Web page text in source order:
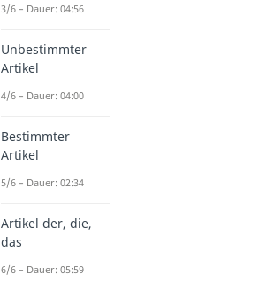
3/6 – Dauer: 04:56
Unbestimmter
Artikel
4/6 – Dauer: 04:00
Bestimmter
Artikel
5/6 – Dauer: 02:34
Artikel der, die,
das
6/6 – Dauer: 05:59